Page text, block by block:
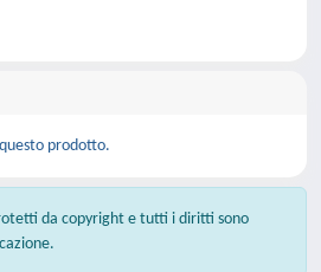
prodotto.
da copyright e tutti i diritti sono